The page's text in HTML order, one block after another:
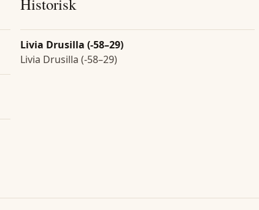
Livia Drusilla (-58–29)
Livia Drusilla (-58–29)